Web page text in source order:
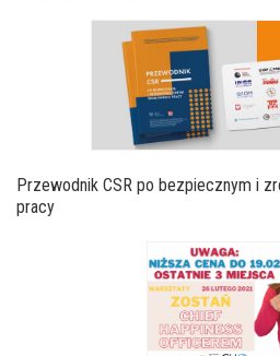
Przewodnik CSR po bezpiecznym i
pracy